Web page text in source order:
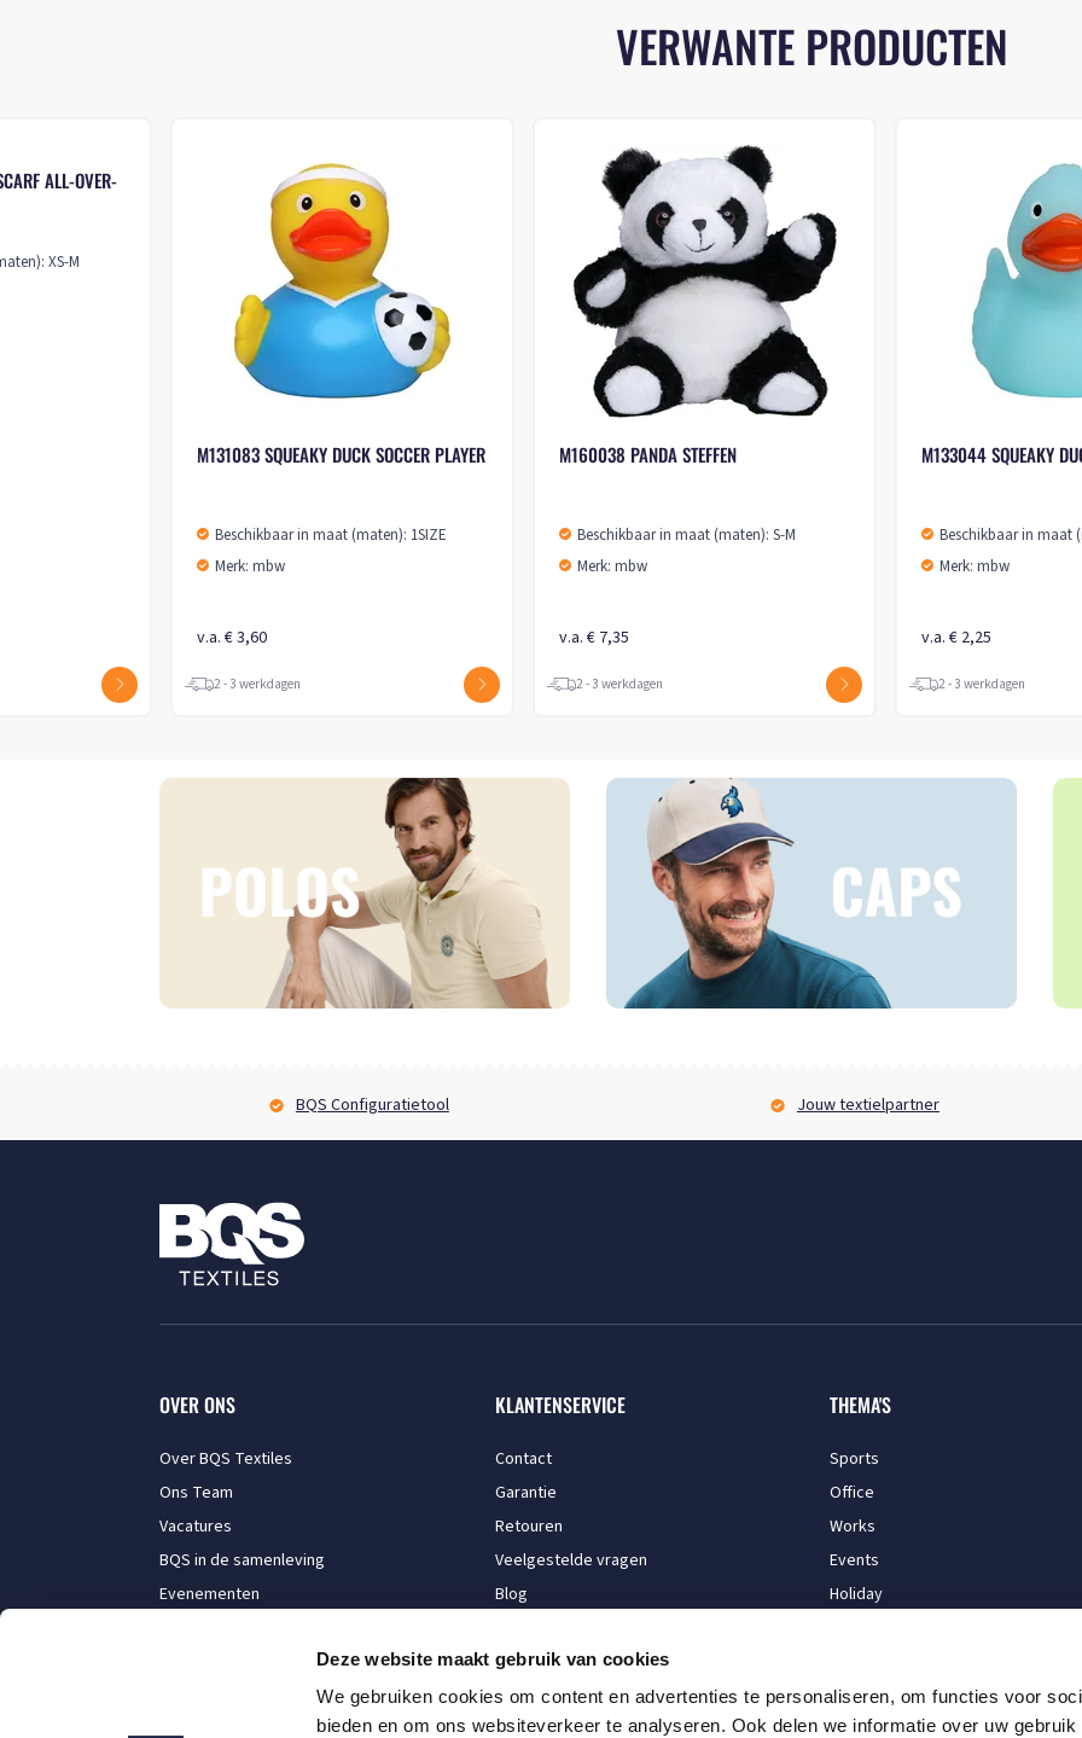
Deze website maakt gebruik van cookies
We gebruiken cookies om content en advertenties te personaliseren, om functies voor
bieden en om ons websiteverkeer te analyseren. Ook delen we informatie over uw gebruik
VERWANTE PRODUCTEN
Beschikbaar in maat (maten): 1SIZE
2 - 3 werkdagen
M160387 PLUSH MOOSE WITH KEYCHAIN
Beschikbaar in maat (maten): 1SIZE
2 - 3 werkdagen
M140793 JEANS OVERALL
Merk: mbw
2 - 3 werkdagen
BQS Configuratietool Jouw textielpartner
OVER ONS
Over BQS Textiles
Ons Team
Vacatures
BQS in de samenleving
Evenementen
KLANTENSERVICE
Contact
Garantie
Retouren
Veelgestelde vragen
Blog
THEMA'S
Sports
Office
Works
Events
Holiday